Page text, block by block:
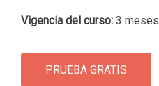
Vigencia del curso: 3 meses
PRUEBA GRATIS